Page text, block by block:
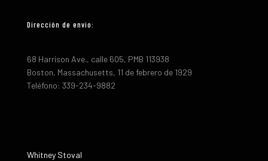
Dirección de envio:
68 Harrison Ave., calle 605, PMB 113938
Boston, Massachusetts, 11 de febrero de 1929
Teléfono: 339-234-9882
Whitney Stoval